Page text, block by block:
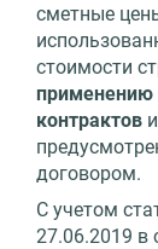
сметные
стоимости
применению
контрактов
договором.
С учетом
27.06.2019 в